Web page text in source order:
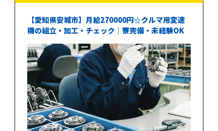
【愛知県安城市】月給270000円☆クルマ用変速
機の組立・加工・チェック｜寮完備・未経験OK